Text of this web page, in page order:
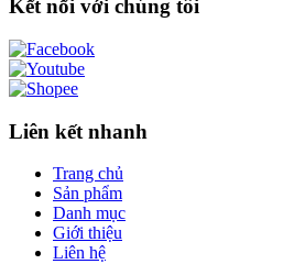
Kết nối với chúng tôi
Liên kết nhanh
Trang chủ
Sản phẩm
Danh mục
Giới thiệu
Liên hệ